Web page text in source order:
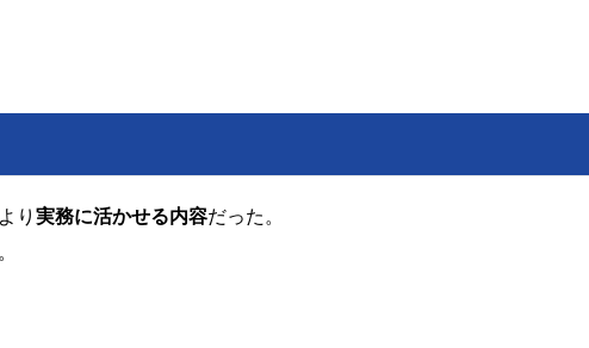
り 実務に活かせる内容だった。